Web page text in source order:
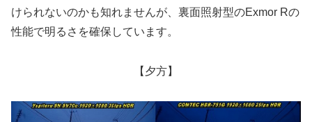
けられないのかも知れませんが、裏面照射型のExmor Rの
性能で明るさを確保しています。
【夕方】